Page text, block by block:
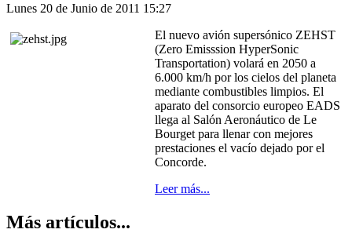
Lunes 20 de Junio de 2011 15:27
El nuevo avión supersónico ZEHST
(Zero Emisssion HyperSonic
Transportation) volará en 2050 a
6.000 km/h por los cielos del planeta
mediante combustibles limpios. El
aparato del consorcio europeo EADS
llega al Salón Aeronáutico de Le
Bourget para llenar con mejores
prestaciones el vacío dejado por el
Concorde.
Leer más...
Más artículos...